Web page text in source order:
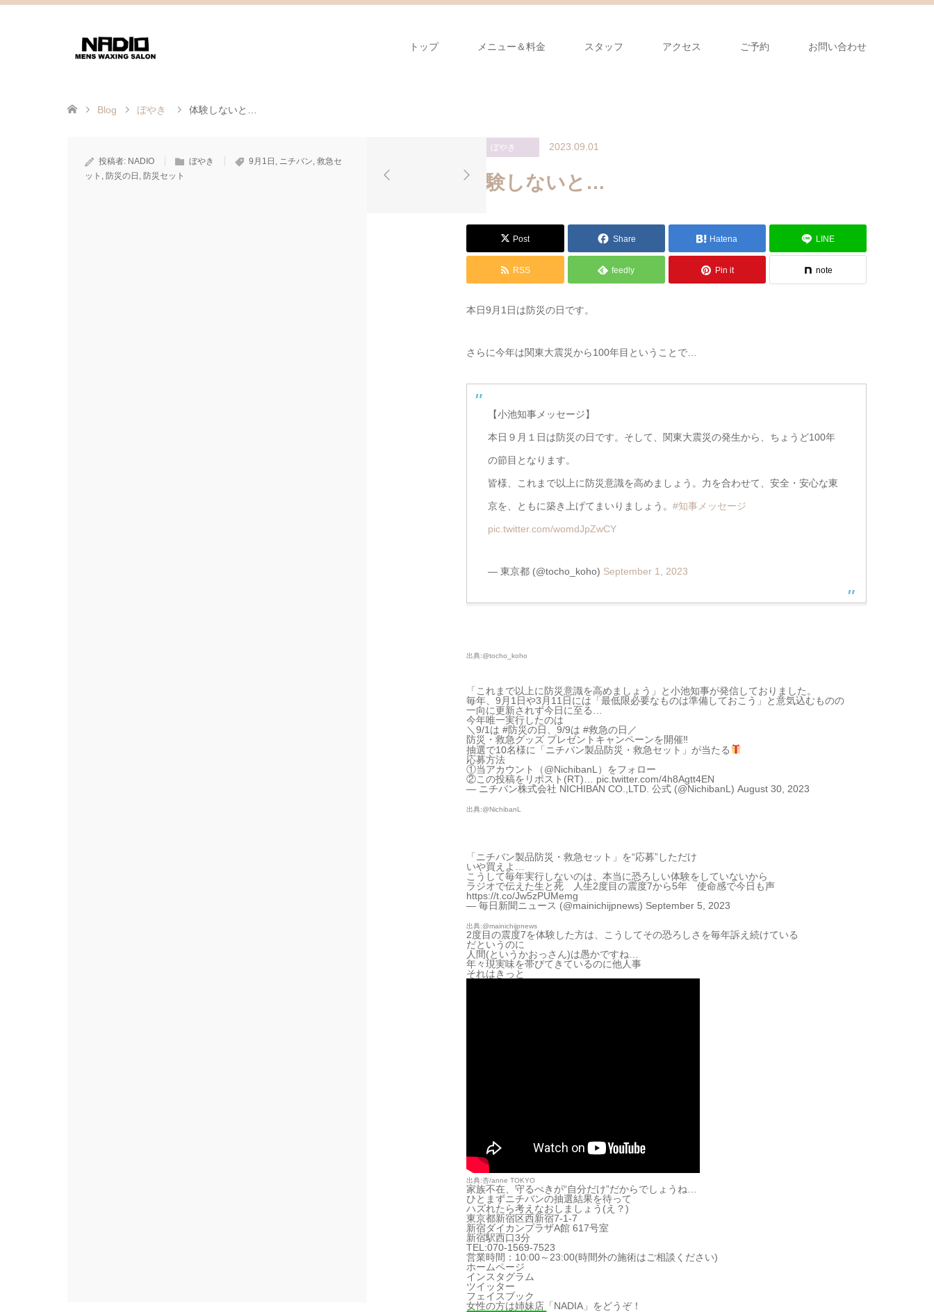
トップ メニュー＆料金 スタッフ アクセス ご予約 お問い合わせ
Blog ぼやき 体験しないと…
ぼやき 2023.09.01
体験しないと…
Post Share Hatena LINE
RSS feedly Pin it note
本日9月1日は防災の日です。
さらに今年は関東大震災から100年目ということで…
【小池知事メッセージ】
本日９月１日は防災の日です。そして、関東大震災の発生から、ちょうど100年
の節目となります。
皆様、これまで以上に防災意識を高めましょう。力を合わせて、安全・安心な東
京を、ともに築き上げてまいりましょう。#知事メッセージ
pic.twitter.com/womdJpZwCY
— 東京都 (@tocho_koho) September 1, 2023
出典:@tocho_koho
「これまで以上に防災意識を高めましょう」と小池知事が発信しておりました。
毎年、9月1日や3月11日には「最低限必要なものは準備しておこう」と意気込むものの
一向に更新されず今日に至る…
今年唯一実行したのは
＼9/1は#防災の日 、9/9は#救急の日 ／
防災・救急グッズ プレゼントキャンペーンを開催‼
抽選で10名様に「ニチバン製品防災・救急セット」が当たる
応募方法
①当アカウント（@NichibanL ）をフォロー
②この投稿をリポスト(RT)… pic.twitter.com/4h8Agtt4EN
— ニチバン株式会社 NICHIBAN CO.,LTD. 公式 (@NichibanL)August 30, 2023
出典:@NichibanL
「ニチバン製品防災・救急セット」を“応募”しただけ
いや買えよ…
こうして毎年実行しないのは、本当に恐ろしい体験をしていないから
ラジオで伝えた生と死 人生2度目の震度7から5年 使命感で今日も声
https://t.co/Jw5zPUMemg
— 毎日新聞ニュース (@mainichijpnews) September 5, 2023
出典:@mainichijpnews
2度目の震度7を体験した方は、こうしてその恐ろしさを毎年訴え続けている
だというのに
人間(というかおっさん)は愚かですね…
年々現実味を帯びてきているのに他人事
それはきっと
出典:杏/anne TOKYO
家族不在、守るべきが“自分だけ”だからでしょうね…
ひとまずニチバンの抽選結果を待って
ハズれたら考えなおしましょう(え？)
東京都新宿区西新宿7-1-7
新宿ダイカンプラザA館 617号室
新宿駅西口3分
TEL:070-1569-7523
営業時間：10:00～23:00(時間外の施術はご相談ください)
ホームページ
インスタグラム
ツイッター
フェイスブック
女性の方は姉妹店「 NADIA 」をどうぞ！
投稿者: NADIO ぼやき 9月1日 , ニチバン, 救急セ
ット , 防災の日 , 防災セット
う…」